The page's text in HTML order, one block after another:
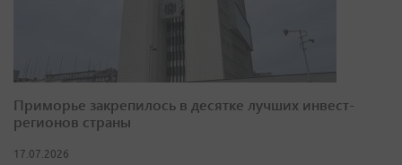
Приморье закрепилось в десятке лучших инвест-
регионов страны
17.07.2026